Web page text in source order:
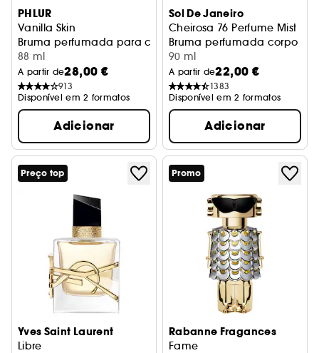
PHLUR
Vanilla Skin
Bruma perfumada para cabelo e corpo
88 ml
A partir de28,00 €
913
Disponível em 2 formatos
Adicionar
Sol De Janeiro
Cheirosa 76 Perfume Mist
Bruma perfumada corpo e
90 ml
A partir de22,00 €
1383
Disponível em 2 formatos
Adicionar
Preço top
Yves Saint Laurent
Libre
Promo
Rabanne Fragances
Fame